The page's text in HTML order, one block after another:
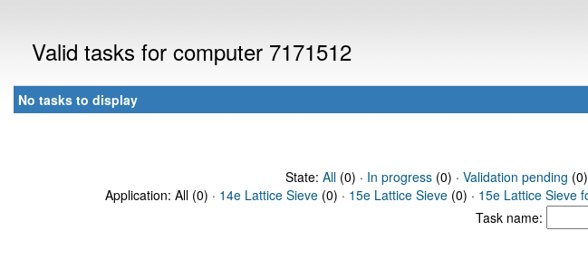
Valid tasks for computer 7171512
No tasks to display
State: All(0) · In progress(0) · Validation pending
Application: All (0) · 14e Lattice Sieve (0) · 15e Lattice Sieve (0) · 15e Lattice Sieve
Task name: